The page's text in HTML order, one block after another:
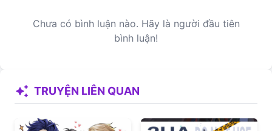
Chưa có bình luận nào. Hãy là người đầu tiên
bình luận!
auto_awesome TRUYỆN LIÊN QUAN